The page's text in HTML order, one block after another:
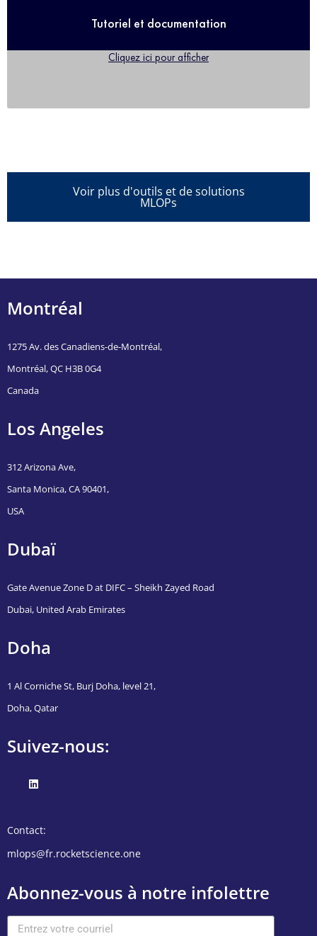
Tutoriel et documentation
Cliquez ici pour afficher
Voir plus d'outils et de solutions
MLOPs
Montréal
1275 Av. des Canadiens-de-Montréal,
Montréal, QC H3B 0G4
Canada
Los Angeles
312 Arizona Ave,
Santa Monica, CA 90401,
USA
Dubaï
Gate Avenue Zone D at DIFC – Sheikh Zayed Road
Dubai, United Arab Emirates
Doha
1 Al Corniche St, Burj Doha, level 21,
Doha, Qatar
Suivez-nous:
Contact:
mlops@fr.rocketscience.one
Abonnez-vous à notre infolettre